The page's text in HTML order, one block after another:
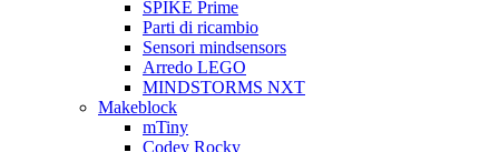
SPIKE Prime
Parti di ricambio
Sensori mindsensors
Arredo LEGO
MINDSTORMS NXT
Makeblock
mTiny
Codey Rocky